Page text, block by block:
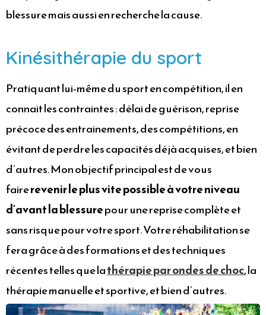
blessure mais aussi en recherche la cause.
Kinésithérapie du sport
Pratiquant lui-même du sport en compétition, il en
connait les contraintes : délai de guérison, reprise
précoce des entrainements, des compétitions, en
évitant de perdre les capacités déjà acquises, et bien
d’autres. Mon objectif principal est de vous
fairerevenir le plus vite possible à votre niveau
d’avant la blessurepour une reprise complète et
sans risque pour votre sport. Votre réhabilitation se
fera grâce à des formations et des techniques
récentes telles que lathérapie par ondes de choc, la
thérapie manuelle et sportive, et bien d’autres.